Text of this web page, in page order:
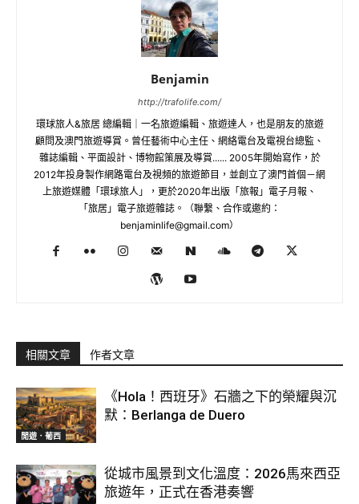
Benjamin
http://trafolife.com/
環球旅人&旅居 總編輯｜一名旅遊編輯、旅遊達人，也是朋友的旅遊
顧問及澳門旅遊導賞。曾任藝術中心主任、網絡電台及電視台總監、
雜誌編輯、平面設計、博物館策展及導賞...... 2005年開始寫作，於
2012年投身製作網路電台及視頻的旅遊節目，並創立了澳門首個－網
上旅遊媒體「環球旅人」，更於2020年出版「旅報」電子月報、
「旅居」電子旅遊雜誌。（聯繫、合作或邀約：
benjaminlife@gmail.com）
相關文章 作者文章
閒遊．葡西
《Hola！西班牙》石牆之下的榮耀與沉
默：Berlanga de Duero
從城市風景到文化溫度：2026馬來西亞
旅遊年，正式在香港奏響